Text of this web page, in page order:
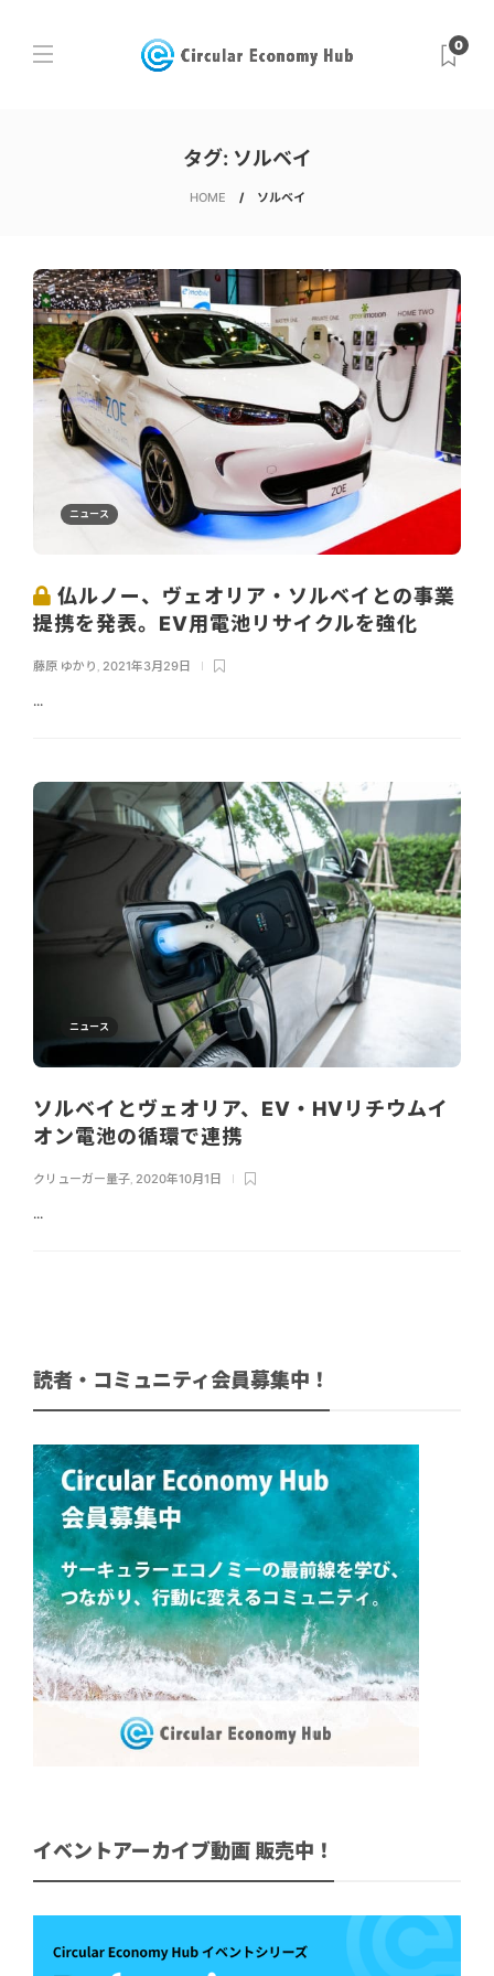
0
タグ: ソルベイ
HOME ソルベイ
ニュース
仏ルノー、ヴェオリア・ソルベイとの事業
提携を発表。EV用電池リサイクルを強化
藤原 ゆかり 2021年3月29日
...
ニュース
ソルベイとヴェオリア、EV・HVリチウムイ
オン電池の循環で連携
クリューガー量子 2020年10月1日
...
読者・コミュニティ会員募集中！
イベントアーカイブ動画 販売中！